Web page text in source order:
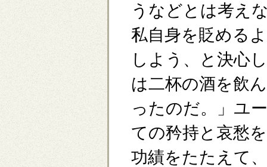
うなどとは考え
私自身を貶める
しよう、と決心
は二杯の酒を飲
ったのだ。」ユ
ての矜持と哀愁
功績をたたえて